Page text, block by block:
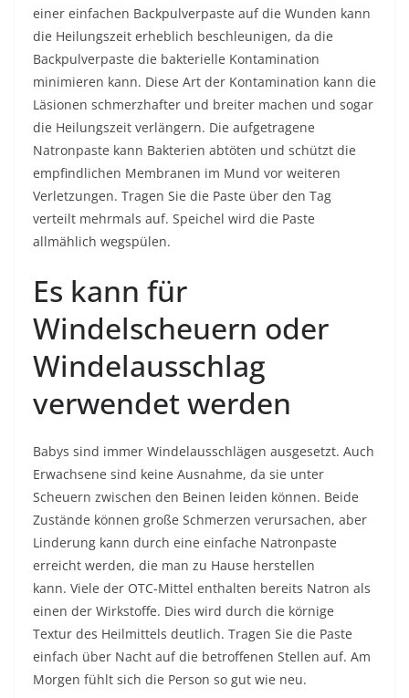
einer einfachen Backpulverpaste auf die Wunden kann
die Heilungszeit erheblich beschleunigen, da die
Backpulverpaste die bakterielle Kontamination
minimieren kann. Diese Art der Kontamination kann die
Läsionen schmerzhafter und breiter machen und sogar
die Heilungszeit verlängern. Die aufgetragene
Natronpaste kann Bakterien abtöten und schützt die
empfindlichen Membranen im Mund vor weiteren
Verletzungen. Tragen Sie die Paste über den Tag
verteilt mehrmals auf. Speichel wird die Paste
allmählich wegspülen.
Es kann für
Windelscheuern oder
Windelausschlag
verwendet werden
Babys sind immer Windelausschlägen ausgesetzt. Auch
Erwachsene sind keine Ausnahme, da sie unter
Scheuern zwischen den Beinen leiden können. Beide
Zustände können große Schmerzen verursachen, aber
Linderung kann durch eine einfache Natronpaste
erreicht werden, die man zu Hause herstellen
kann. Viele der OTC-Mittel enthalten bereits Natron als
einen der Wirkstoffe. Dies wird durch die körnige
Textur des Heilmittels deutlich. Tragen Sie die Paste
einfach über Nacht auf die betroffenen Stellen auf. Am
Morgen fühlt sich die Person so gut wie neu.